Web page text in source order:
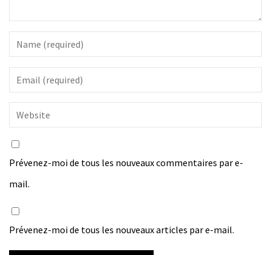
Prévenez-moi de tous les nouveaux commentaires par e-
mail.
Prévenez-moi de tous les nouveaux articles par e-mail.